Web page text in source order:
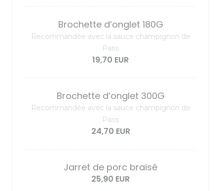
Brochette d’onglet 180G
Recommandée avec la sauce champignon de
Paris
19,70 EUR
Brochette d’onglet 300G
Recommandée avec la sauce champignon de
Paris
24,70 EUR
Jarret de porc braisé
25,90 EUR